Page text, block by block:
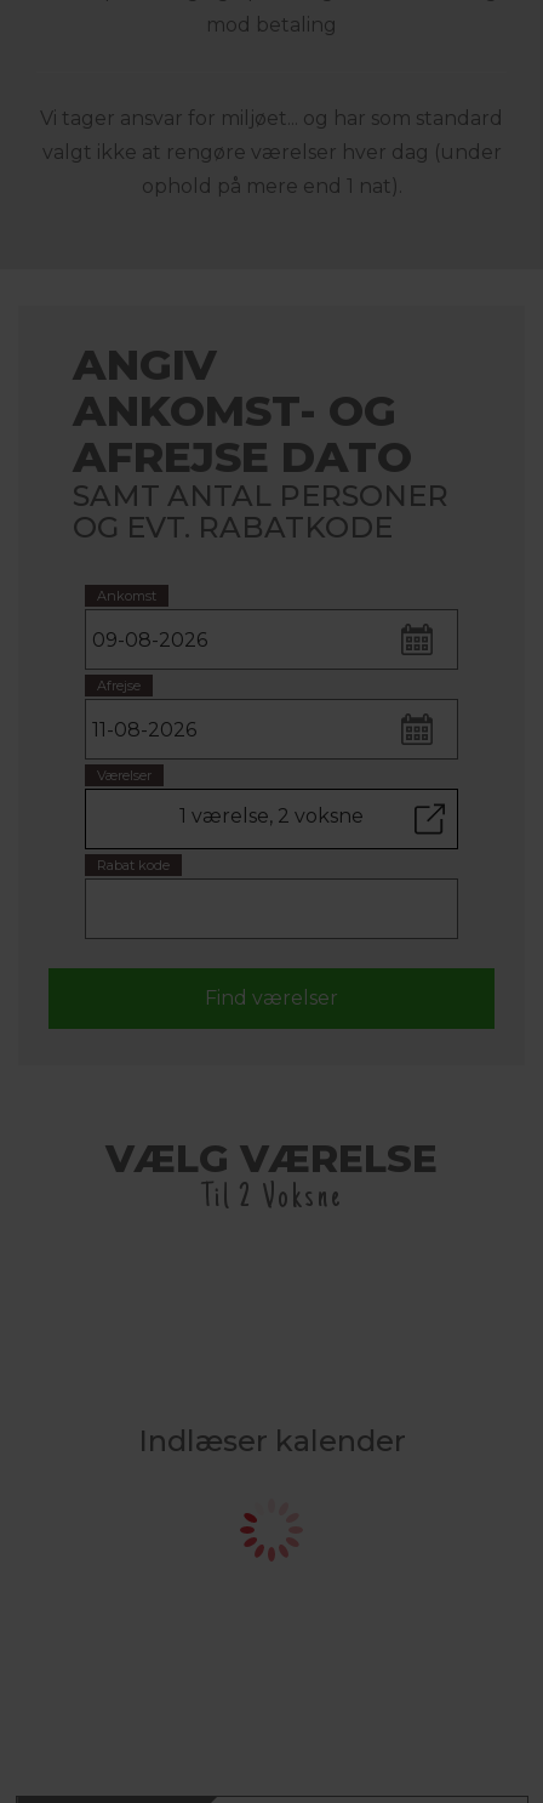
mod betaling
Vi tager ansvar for miljøet... og har som standard
valgt ikke at rengøre værelser hver dag (under
ophold på mere end 1 nat).
ANGIV
ANKOMST- OG
AFREJSE DATO
SAMT ANTAL PERSONER
OG EVT. RABATKODE
Ankomst
Afrejse
Værelser
1 værelse, 2 voksne
Rabat kode
VÆLG VÆRELSE
Til 2 Voksne
Indlæser kalender